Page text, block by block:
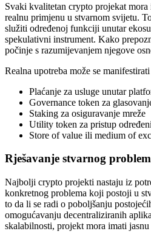
Svaki kvalitetan crypto projekat
realnu primjenu u stvarnom svijetu.
služiti određenoj funkciji unutar
spekulativni instrument. Kako
počinje s razumijevanjem njegove
Realna upotreba može se
Plaćanje za usluge unutar
Governance token za
Staking za osiguravanje mreže
Utility token za pristup
Store of value ili medium of
Rješavanje stvarnog
Najbolji crypto projekti nastaju iz
konkretnog problema koji postoji u
to da li se radi o poboljšanju
omogućavanju decentraliziranih
skalabilnosti, projekt mora imati